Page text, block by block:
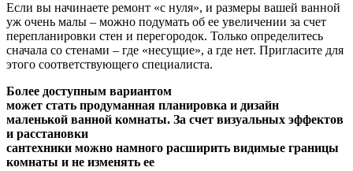
Если вы начинаете ремонт «с нуля», и размеры вашей ванной
уж очень малы – можно подумать об ее увеличении за счет
перепланировки стен и перегородок. Только определитесь
сначала со стенами – где «несущие», а где нет. Пригласите для
этого соответствующего специалиста.
Более доступным вариантом
может стать продуманная планировка и дизайн
маленькой ванной комнаты. За счет визуальных эффектов
и расстановки
сантехники можно намного расширить видимые границы
комнаты и не изменять ее